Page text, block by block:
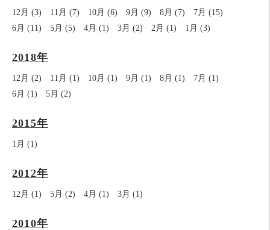
12月 (3) 11月 (7) 10月 (6) 9月 (9) 8月 (7)
7月 (15)
6月 (11)
5月 (5) 4月 (1) 3月 (2) 2月 (1) 1月 (3)
2018年
12月 (2) 11月 (1) 10月 (1) 9月 (1) 8月 (1)
7月 (1)
6月 (1)
5月 (2)
2015年
1月 (1)
2012年
12月 (1) 5月 (2) 4月 (1) 3月 (1)
2010年